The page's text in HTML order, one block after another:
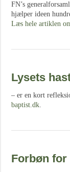
FN’s
hjælper ideen
Læs hele artiklen
Lysets
– er en kort
baptist.dk.
Forbøn